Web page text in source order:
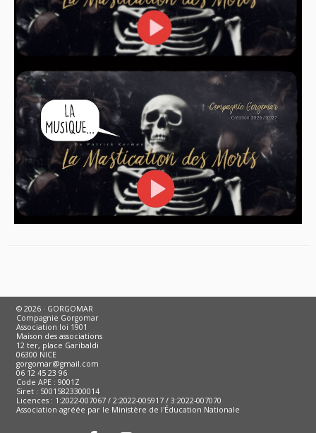
© 2026 · GORGOMAR
Compagnie Gorgomar
Association loi 1901
Maison des associations
12 ter, place Garibaldi
06300 NICE
gorgomar@gmail.com
06 12 45 23 96
Code APE : 9001Z
Siret : 50015823300014
Licences : 1:2022-007067 / 2:2022-005917 / 3:2022-007070
Association agréée par le Ministère de l'Éducation Nationale